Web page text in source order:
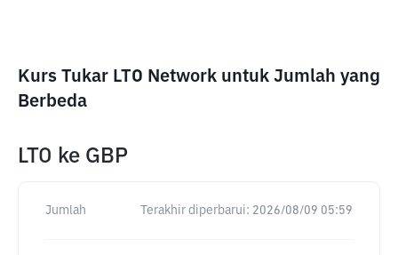
Kurs Tukar LTO Network untuk Jumlah yang
Berbeda
LTO ke GBP
Jumlah Terakhir diperbarui: 2026/08/09 05:59